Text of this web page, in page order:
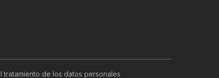
tratamiento de los datos personales